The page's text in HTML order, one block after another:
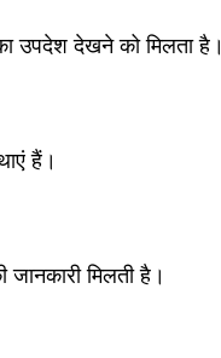
उपदेश देखने को मिलता है।
हैं।
मिलती है।